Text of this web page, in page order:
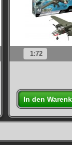
1:72
In den